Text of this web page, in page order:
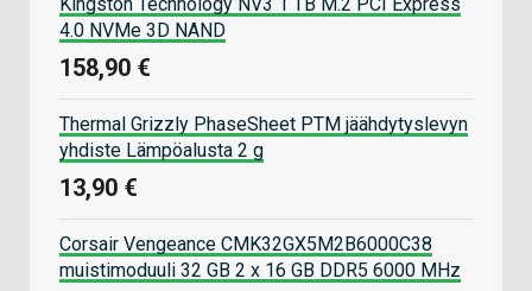
4.0 NVMe 3D NAND
158,90 €
Thermal Grizzly PhaseSheet PTM jäähdytyslevyn
yhdiste Lämpöalusta 2 g
13,90 €
Corsair Vengeance CMK32GX5M2B6000C38
muistimoduuli 32 GB 2 x 16 GB DDR5 6000 MHz